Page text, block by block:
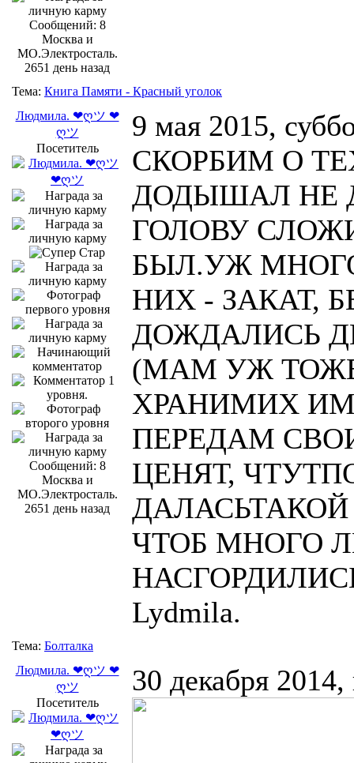
Сообщений: 8
Москва и
МО.Электросталь.
2651 день назад
Тема: Книга Памяти - Красный уголок
Людмила. ❤ღツ ❤
ღツ
Посетитель
Сообщений: 8
Москва и
МО.Электросталь.
2651 день назад
9 мая 2015,
СКОРБИМ О
ДОДЫШАЛ НЕ
ГОЛОВУ
БЫЛ.УЖ
НИХ - ЗАКАТ,
ДОЖДАЛИСЬ
(МАМ УЖ
ХРАНИМИХ
ПЕРЕДАМ
ЦЕНЯТ,
ЧТОБ МНОГО
Lydmila.
Тема: Болталка
Людмила. ❤ღツ ❤
ღツ
Посетитель
30 декабря 2014,